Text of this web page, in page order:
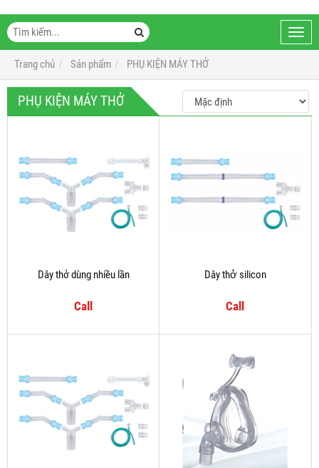
Trang chủ
Sản phẩm PHỤ KIỆN MÁY THỞ
PHỤ KIỆN MÁY THỞ
Dây thở dùng nhiều lần
Call
Dây thở silicon
Call